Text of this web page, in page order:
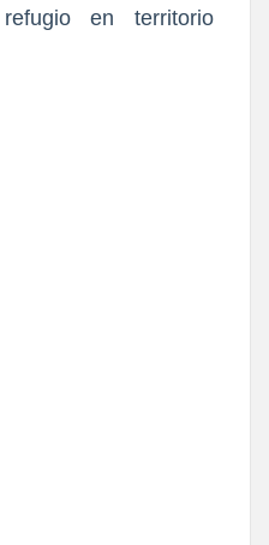
en territorio